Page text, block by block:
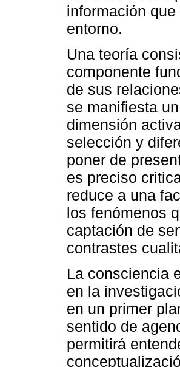
información
entorno.
Una teoría
componente
de sus
se manifiesta
dimensión
selección y
poner de
es preciso
reduce a una
los fenómenos
captación de
contrastes
La consciencia
en la
en un primer
sentido de
permitirá